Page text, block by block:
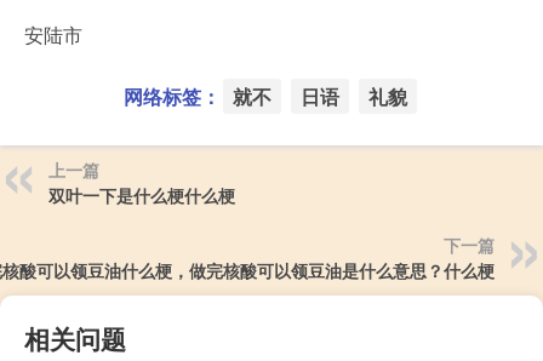
安陆市
网络标签： 就不 日语 礼貌
上一篇
双叶一下是什么梗什么梗
下一篇
酸可以领豆油什么梗，做完核酸可以领豆油是什么意思？什么梗
相关问题